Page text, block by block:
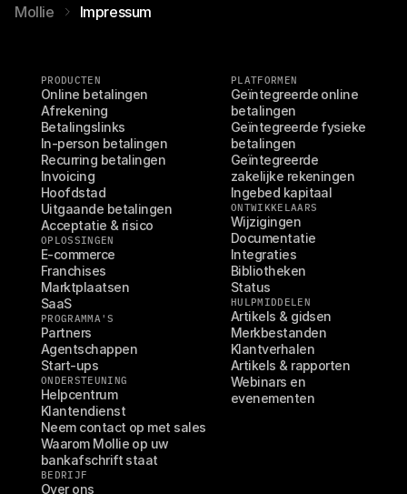
Mollie Impressum
PRODUCTEN
Online betalingen
Afrekening
Betalingslinks
In-person betalingen
Recurring betalingen
Invoicing
Hoofdstad
Uitgaande betalingen
Acceptatie & risico
OPLOSSINGEN
E-commerce
Franchises
Marktplaatsen
SaaS
PROGRAMMA'S
Partners
Agentschappen
Start-ups
ONDERSTEUNING
Helpcentrum
Klantendienst
Neem contact op met sales
Waarom Mollie op uw
bankafschrift staat
BEDRIJF
Over ons
PLATFORMEN
Geïntegreerde online
betalingen
Geïntegreerde fysieke
betalingen
Geïntegreerde
zakelijke rekeningen
Ingebed kapitaal
ONTWIKKELAARS
Wijzigingen
Documentatie
Integraties
Bibliotheken
Status
HULPMIDDELEN
Artikels & gidsen
Merkbestanden
Klantverhalen
Artikels & rapporten
Webinars en
evenementen